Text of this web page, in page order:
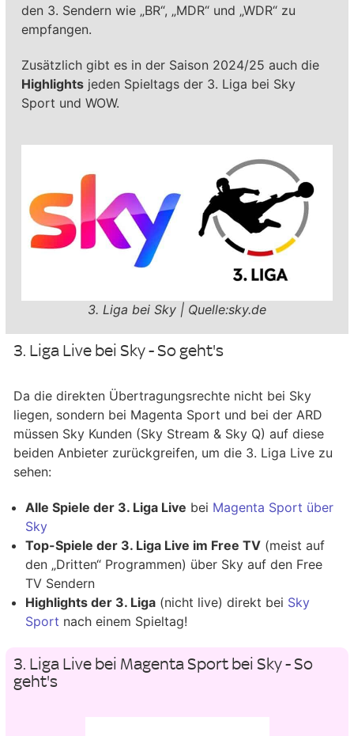
den 3. Sendern wie „BR“, „MDR“ und „WDR“ zu
empfangen.
Zusätzlich gibt es in der Saison 2024/25 auch die
Highlights jeden Spieltags der 3. Liga bei Sky
Sport und WOW.
3. Liga bei Sky | Quelle:sky.de
3. Liga Live bei Sky - So geht's
Da die direkten Übertragungsrechte nicht bei Sky
liegen, sondern bei Magenta Sport und bei der ARD
müssen Sky Kunden (Sky Stream & Sky Q) auf diese
beiden Anbieter zurückgreifen, um die 3. Liga Live zu
sehen:
Alle Spiele der 3. Liga Live bei Magenta Sport über
Sky
Top-Spiele der 3. Liga Live im Free TV (meist auf
den „Dritten“ Programmen) über Sky auf den Free
TV Sendern
Highlights der 3. Liga (nicht live) direkt bei Sky
Sport nach einem Spieltag!
3. Liga Live bei Magenta Sport bei Sky - So
geht's